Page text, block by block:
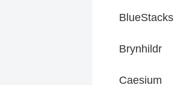
BlueStacks
Brynhildr
Caesium